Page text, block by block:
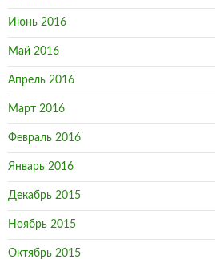
Июнь 2016
Май 2016
Апрель 2016
Март 2016
Февраль 2016
Январь 2016
Декабрь 2015
Ноябрь 2015
Октябрь 2015